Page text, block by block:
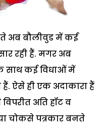
अब बौलीवुड में कई
रही हैं. मगर अब
साथ कई विधाओं में
ऐसे ही एक अदाकारा हैं
अति हॉट व
चोकसे पत्रकार बनते